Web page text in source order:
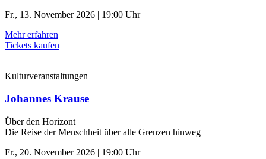
Fr., 13. November 2026 | 19:00 Uhr
Mehr erfahren
Tickets kaufen
Kulturveranstaltungen
Johannes Krause
Über den Horizont
Die Reise der Menschheit über alle Grenzen hinweg
Fr., 20. November 2026 | 19:00 Uhr